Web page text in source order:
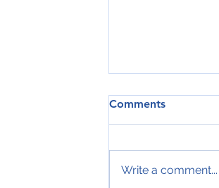
Comments
Write a comment...